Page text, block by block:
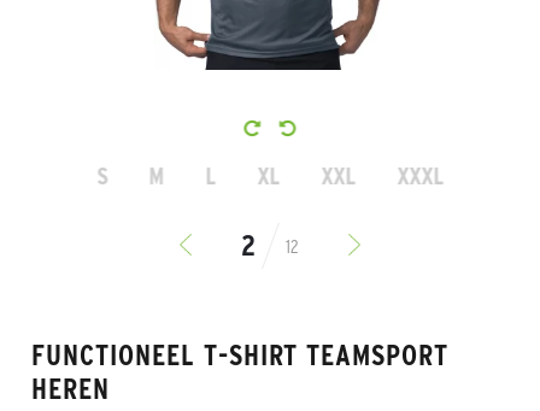
S M L XL XXL XXXL
12
FUNCTIONEEL T-SHIRT TEAMSPORT
HEREN